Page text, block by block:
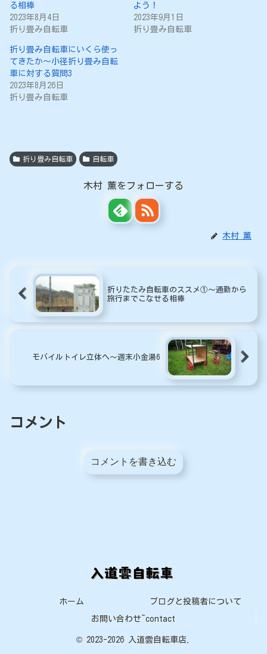
る相棒
2023年8月4日
折り畳み自転車
よう！
2023年9月1日
折り畳み自転車
折り畳み自転車にいくら使っ
てきたか～小径折り畳み自転
車に対する質問3
2023年8月26日
折り畳み自転車
折り畳み自転車 自転車
木村 薫をフォローする
木村 薫
折りたたみ自転車のススメ①〜通勤から
旅行までこなせる相棒
モバイルトイレ立体へ～週末小金湯6
コメント
コメントを書き込む
ホーム ブログと投稿者について
お問い合わせ~contact
© 2023-2026 入道雲自転車店.